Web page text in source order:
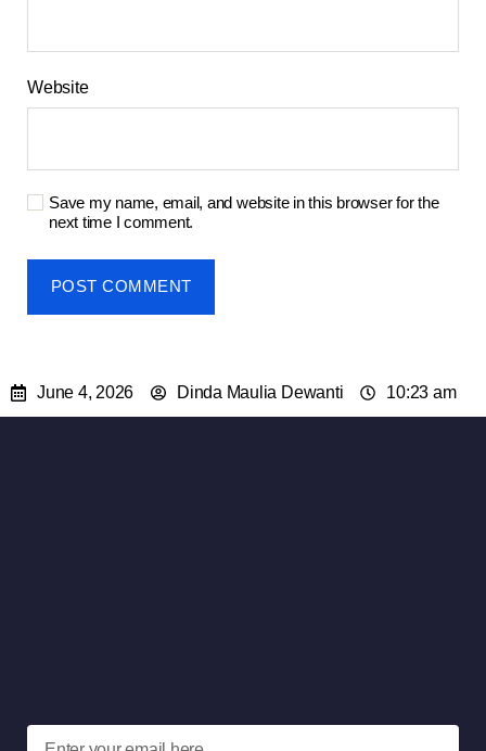
Website
Save my name, email, and website in this browser for the
next time I comment.
June 4, 2026 Dinda Maulia Dewanti 10:23 am